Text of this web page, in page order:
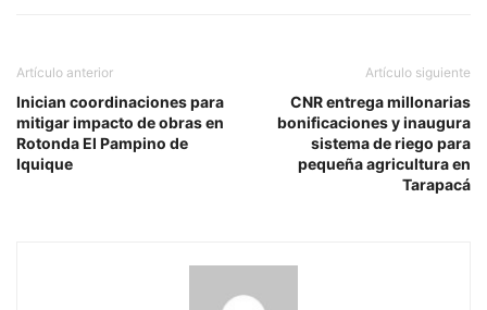
Artículo anterior
Inician coordinaciones para
mitigar impacto de obras en
Rotonda El Pampino de
Iquique
Artículo siguiente
CNR entrega millonarias
bonificaciones y inaugura
sistema de riego para
pequeña agricultura en
Tarapacá